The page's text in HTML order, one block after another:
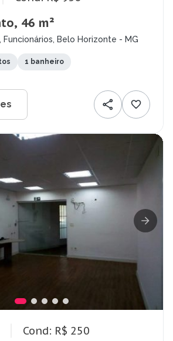
46 m²
Funcionários, Belo Horizonte - MG
1 banheiro
Cond: R$ 250